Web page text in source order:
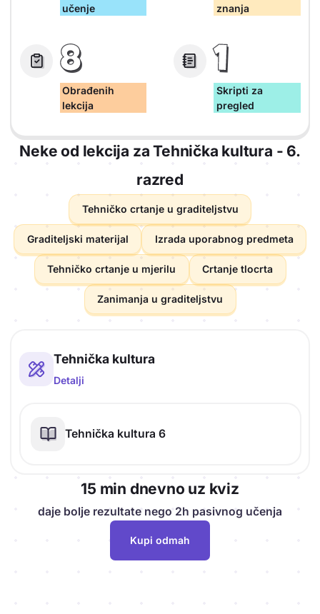
učenje
znanja
8
Obrađenih
lekcija
1
Skripti za
pregled
Neke od lekcija za Tehnička kultura - 6.
razred
Tehničko crtanje u graditeljstvu
Graditeljski materijal Izrada uporabnog predmeta
Tehničko crtanje u mjerilu Crtanje tlocrta
Zanimanja u graditeljstvu
Tehnička kultura
Detalji
Tehnička kultura 6
15 min dnevno uz kviz
daje bolje rezultate nego 2h pasivnog učenja
Kupi odmah